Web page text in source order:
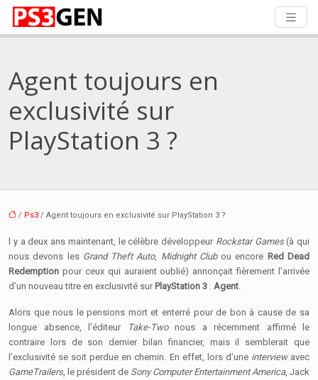
Agent toujours en
exclusivité sur
PlayStation 3 ?
/ Ps3 / Agent toujours en exclusivité sur PlayStation 3 ?
l y a deux ans maintenant, le célèbre développeur Rockstar Games(à qui
nous devons les Grand Theft Auto, Midnight Clubou encore Red Dead
Redemption pour ceux qui auraient oublié) annonçait fièrement l’arrivée
d’un nouveau titre en exclusivité surPlayStation 3 : Agent
Alors que nous le pensions mort et enterré pour de bon à cause de sa
longue absence, l’éditeurTake-Twonous a récemment affirmé le
contraire lors de son dernier bilan financier, mais il semblerait que
l’exclusivité se soit perdue en chemin. En effet, lors d’une interviewavec
GameTrailers, le président de Sony Computer Entertainment America, Jack